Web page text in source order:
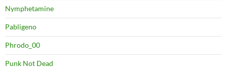
Nymphetamine
Pabligeno
Phrodo_00
Punk Not Dead